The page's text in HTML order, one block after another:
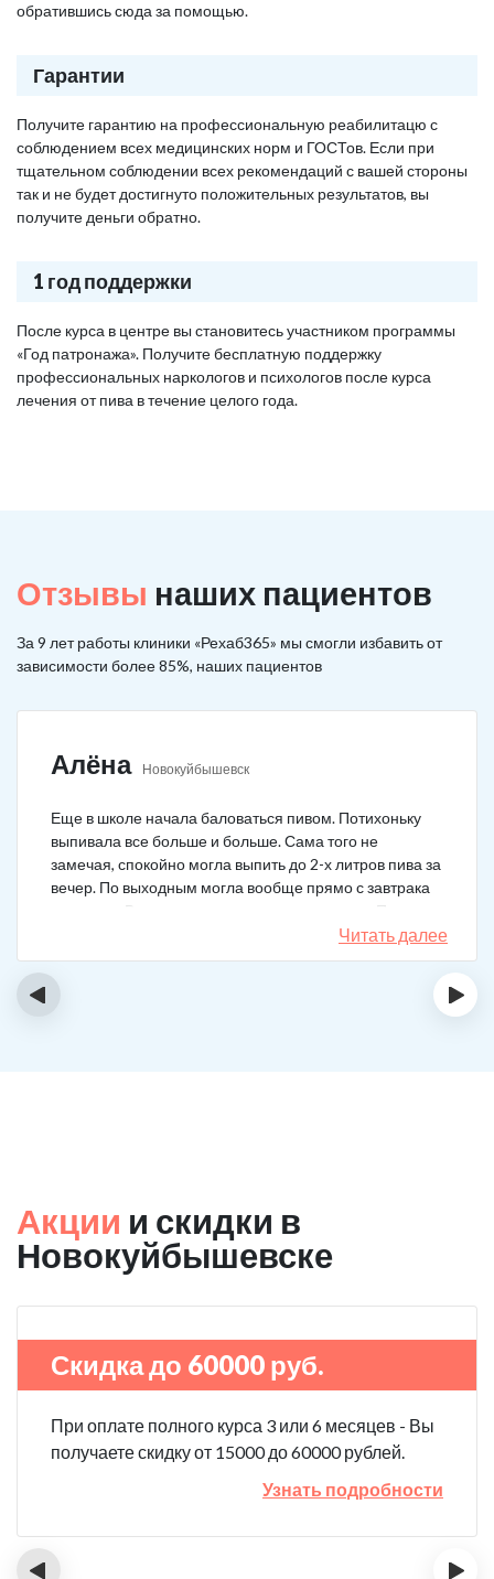
обратившись сюда за помощью.
Гарантии
Получите гарантию на профессиональную реабилитацю с
соблюдением всех медицинских норм и ГОСТов. Если при
тщательном соблюдении всех рекомендаций с вашей стороны
так и не будет достигнуто положительных результатов, вы
получите деньги обратно.
1 год поддержки
После курса в центре вы становитесь участником программы
«Год патронажа». Получите бесплатную поддержку
профессиональных наркологов и психологов после курса
лечения от пива в течение целого года.
Отзывы наших пациентов
За 9 лет работы клиники «Рехаб365» мы смогли избавить от
зависимости более 85%, наших пациентов
Алёна Новокуйбышевск
Еще в школе начала баловаться пивом. Потихоньку
выпивала все больше и больше. Сама того не
замечая, спокойно могла выпить до 2-х литров пива за
вечер. По выходным могла вообще прямо с завтрака
выпивать. В клинику решила позвонить сама. Прошла
курс и уже год не принимаю алкоголь вообще никакой.
Читать далее
‹ ›
Акции и скидки в
Новокуйбышевске
Скидка до 60000 руб.
При оплате полного курса 3 или 6 месяцев - Вы
получаете скидку от 15000 до 60000 рублей.
Узнать подробности
‹ ›